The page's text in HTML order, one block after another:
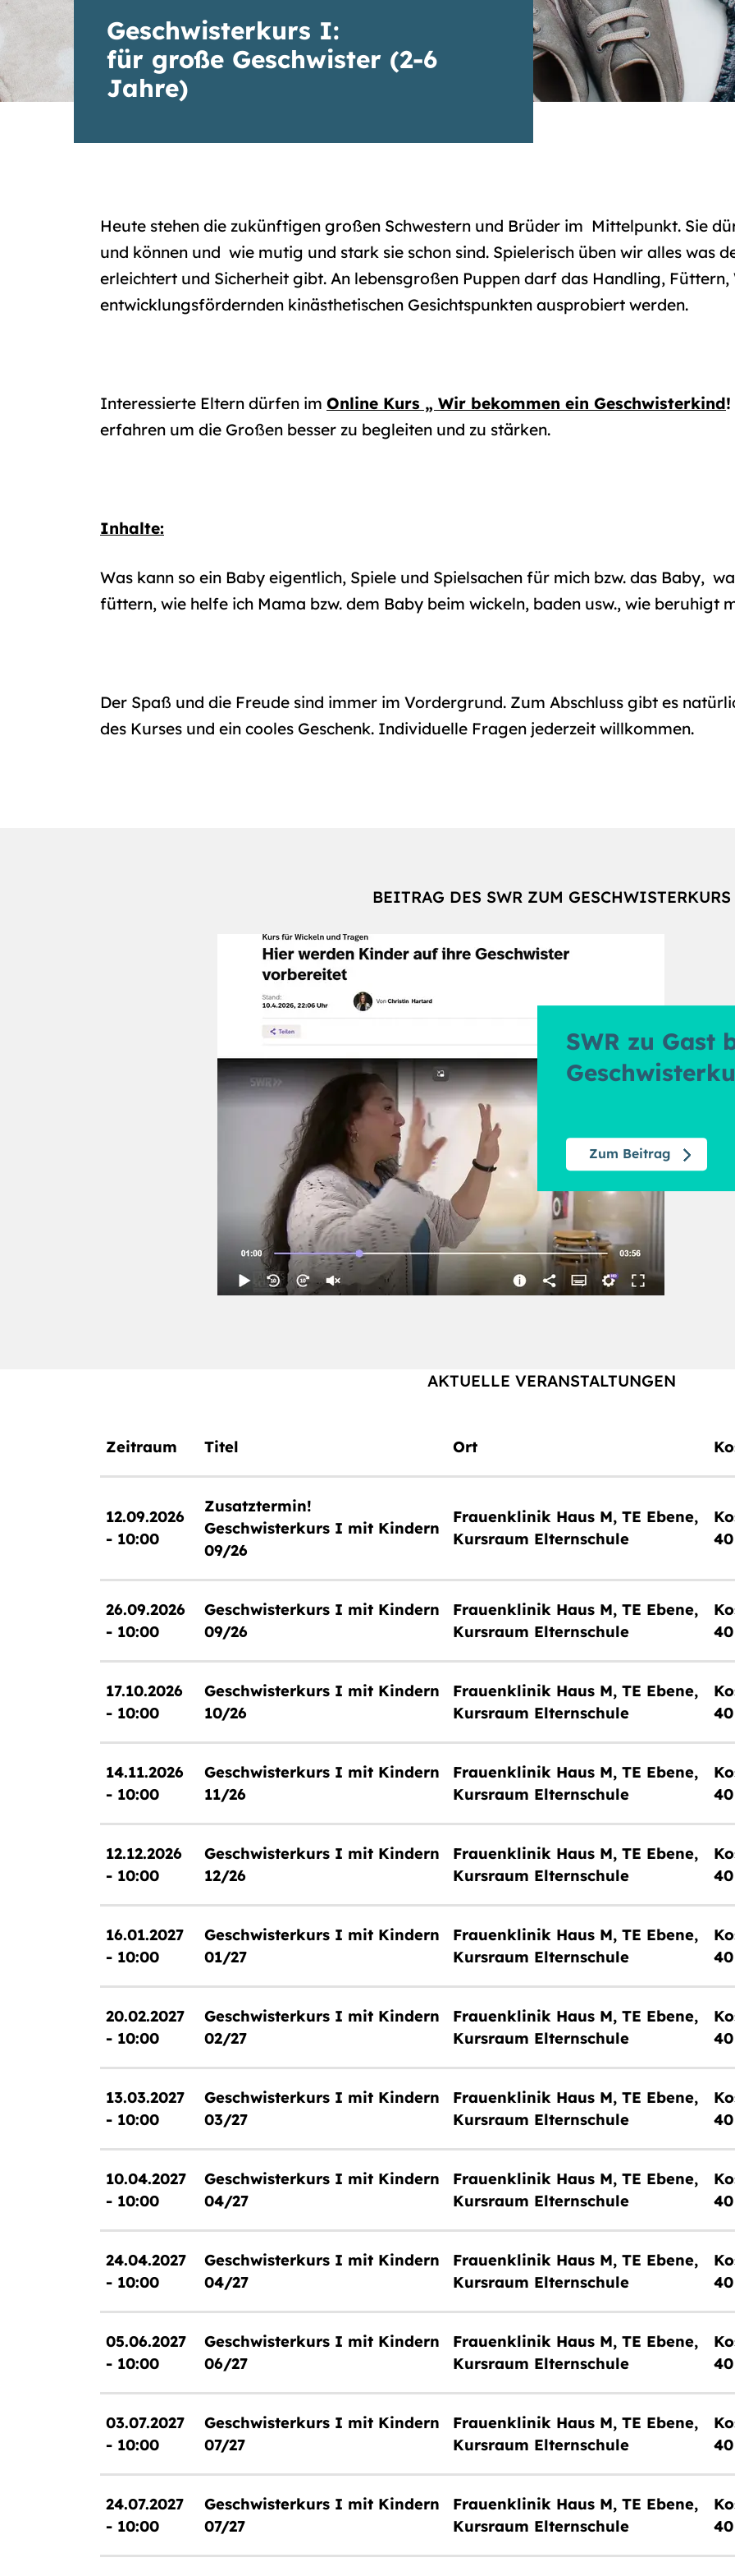
Geschwisterkurs I:
für große Geschwister (2-6
Jahre)
Heute stehen die zukünftigen großen Schwestern und Brüder im Mittelpunkt. Sie
und können und wie mutig und stark sie schon sind. Spielerisch üben wir alles was
erleichtert und Sicherheit gibt. An lebensgroßen Puppen darf das Handling, Füttern,
entwicklungsfördernden kinästhetischen Gesichtspunkten ausprobiert werden.
Interessierte Eltern dürfen im Online Kurs „ Wir bekommen ein Geschwisterkind!
erfahren um die Großen besser zu begleiten und zu stärken.
Inhalte:
Was kann so ein Baby eigentlich, Spiele und Spielsachen für mich bzw. das Baby,
füttern, wie helfe ich Mama bzw. dem Baby beim wickeln, baden usw., wie beruhigt
Der Spaß und die Freude sind immer im Vordergrund. Zum Abschluss gibt es
des Kurses und ein cooles Geschenk. Individuelle Fragen jederzeit willkommen.
BEITRAG DES SWR ZUM GESCHWISTERKURS
SWR zu Gast
Zum Beitrag
AKTUELLE VERANSTALTUNGEN
Zeitraum Titel Ort
12.09.2026
- 10:00
Zusatztermin!
Geschwisterkurs I mit Kindern
09/26
Frauenklinik Haus M, TE Ebene,
Kursraum Elternschule
26.09.2026
- 10:00
Geschwisterkurs I mit Kindern
09/26
Frauenklinik Haus M, TE Ebene,
Kursraum Elternschule
17.10.2026
- 10:00
Geschwisterkurs I mit Kindern
10/26
Frauenklinik Haus M, TE Ebene,
Kursraum Elternschule
14.11.2026
- 10:00
Geschwisterkurs I mit Kindern
11/26
Frauenklinik Haus M, TE Ebene,
Kursraum Elternschule
12.12.2026
- 10:00
Geschwisterkurs I mit Kindern
12/26
Frauenklinik Haus M, TE Ebene,
Kursraum Elternschule
16.01.2027
- 10:00
Geschwisterkurs I mit Kindern
01/27
Frauenklinik Haus M, TE Ebene,
Kursraum Elternschule
20.02.2027
- 10:00
Geschwisterkurs I mit Kindern
02/27
Frauenklinik Haus M, TE Ebene,
Kursraum Elternschule
13.03.2027
- 10:00
Geschwisterkurs I mit Kindern
03/27
Frauenklinik Haus M, TE Ebene,
Kursraum Elternschule
10.04.2027
- 10:00
Geschwisterkurs I mit Kindern
04/27
Frauenklinik Haus M, TE Ebene,
Kursraum Elternschule
24.04.2027
- 10:00
Geschwisterkurs I mit Kindern
04/27
Frauenklinik Haus M, TE Ebene,
Kursraum Elternschule
05.06.2027
- 10:00
Geschwisterkurs I mit Kindern
06/27
Frauenklinik Haus M, TE Ebene,
Kursraum Elternschule
03.07.2027
- 10:00
Geschwisterkurs I mit Kindern
07/27
Frauenklinik Haus M, TE Ebene,
Kursraum Elternschule
24.07.2027
- 10:00
Geschwisterkurs I mit Kindern
07/27
Frauenklinik Haus M, TE Ebene,
Kursraum Elternschule